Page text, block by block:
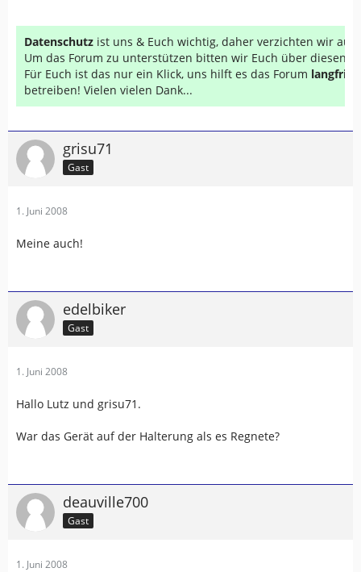
Datenschutz ist uns & Euch wichtig, daher verzichten wir auf
Um das Forum zu unterstützen bitten wir Euch über diesen
Für Euch ist das nur ein Klick, uns hilft es das Forum
betreiben! Vielen vielen Dank...
grisu71
Gast
1. Juni 2008
Meine auch!
edelbiker
Gast
1. Juni 2008
Hallo Lutz und grisu71.
War das Gerät auf der Halterung als es Regnete?
deauville700
Gast
1. Juni 2008